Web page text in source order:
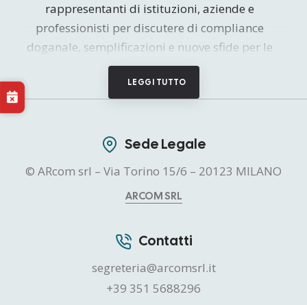
rappresentanti di istituzioni, aziende e
professionisti per discutere di compliance
doganale, semplificazioni e nuove sfide per le
imprese.
LEGGI TUTTO
Sede Legale
© ARcom srl – Via Torino 15/6 – 20123 MILANO
ARCOM SRL
Contatti
segreteria@arcomsrl.it
+39 351 5688296